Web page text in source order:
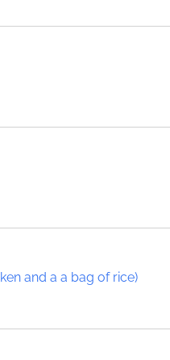
and a a bag of rice)